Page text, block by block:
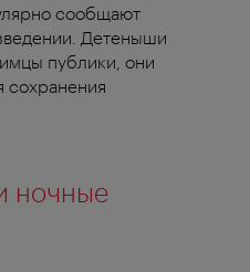
сообщают
Детеныши
публики, они
сохранения
ночные